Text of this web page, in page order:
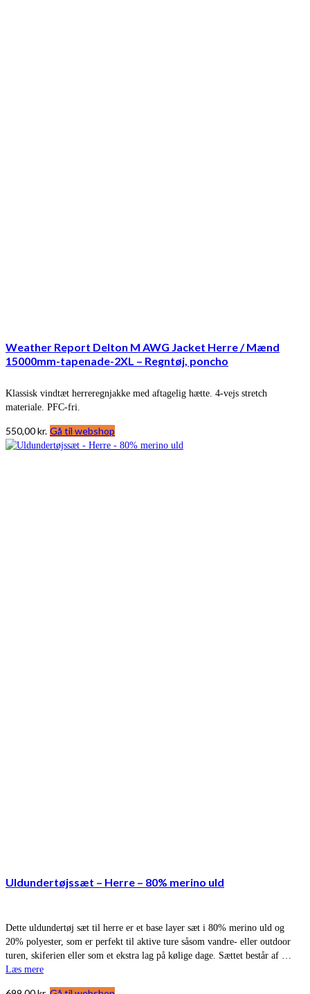
Weather Report Delton M AWG Jacket Herre / Mænd
15000mm-tapenade-2XL – Regntøj, poncho
Klassisk vindtæt herreregnjakke med aftagelig hætte. 4-vejs stretch
materiale. PFC-fri.
550,00kr. Gå til webshop
Uldundertøjssæt – Herre – 80% merino uld
Dette uldundertøj sæt til herre er et base layer sæt i 80% merino uld og
20% polyester, som er perfekt til aktive ture såsom vandre- eller outdoor
turen, skiferien eller som et ekstra lag på kølige dage. Sættet består af …
Læs mere